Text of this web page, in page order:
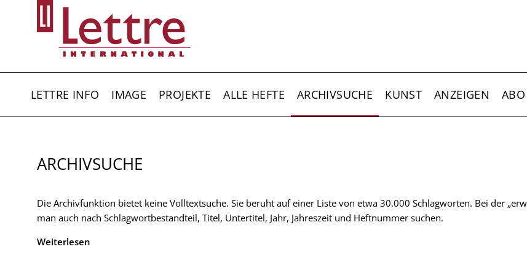
LETTRE INFO IMAGE PROJEKTE ALLE HEFTE ARCHIVSUCHE KUNST ANZEIGEN ABO
ARCHIVSUCHE
Die Archivfunktion bietet keine Volltextsuche. Sie beruht auf einer Liste von etwa 30.000 Schlagworten. Bei der
man auch nach Schlagwortbestandteil, Titel, Untertitel, Jahr, Jahreszeit und Heftnummer suchen.
Weiterlesen